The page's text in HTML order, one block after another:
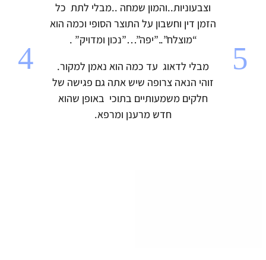
וצבעוניות..והמון שמחה ..מבלי לתת כל
הזמן דין וחשבון על התוצר הסופי וכמה הוא
“מוצלח”..”יפה”…”נכון ומדויק” .
מבלי לדאוג עד כמה הוא נאמן למקור.
זוהי הנאה צרופה שיש אתה גם פגישה של
חלקים משמעותיים בתוכי באופן שהוא
חדש מרענן ומרפא.